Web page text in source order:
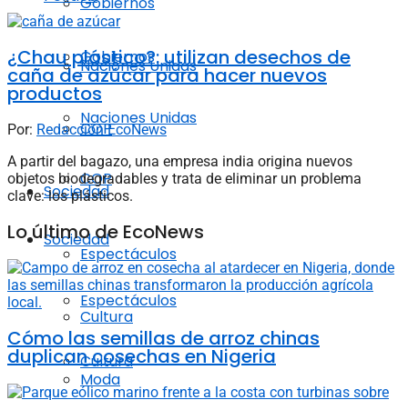
Naciones Unidas
COP
Sociedad
Espectáculos
Cultura
Moda
Gobiernos
Naciones Unidas
COP
Sociedad
Espectáculos
Cultura
¿Chau plástico?: utilizan desechos de
caña de azúcar para hacer nuevos
productos
Por: Redacción EcoNews
A partir del bagazo, una empresa india origina nuevos
objetos biodegradables y trata de eliminar un problema
clave: los plásticos.
Lo último de EcoNews
Cómo las semillas de arroz chinas
duplican cosechas en Nigeria